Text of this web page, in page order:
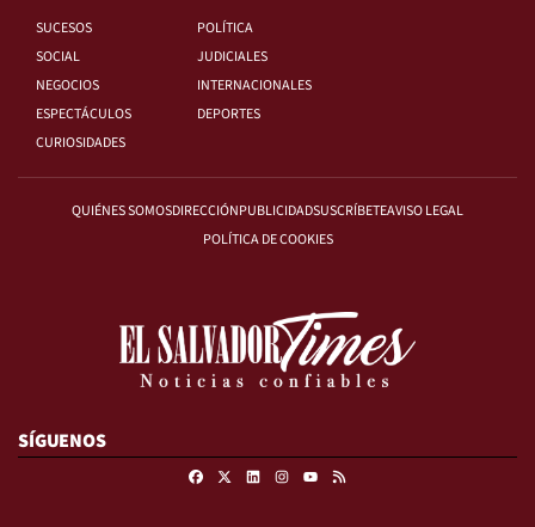
SUCESOS
POLÍTICA
SOCIAL
JUDICIALES
NEGOCIOS
INTERNACIONALES
ESPECTÁCULOS
DEPORTES
CURIOSIDADES
QUIÉNES SOMOSDIRECCIÓNPUBLICIDADSUSCRÍBETEAVISO LEGAL
POLÍTICA DE COOKIES
SÍGUENOS
FacebookLinkedinInstagram